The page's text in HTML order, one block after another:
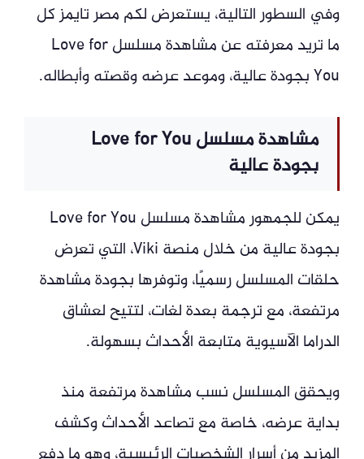
وفي السطور التالية، يستعرض لكم مصر تايمز كل
ما تريد معرفته عن مشاهدة مسلسل Love for
You بجودة عالية، وموعد عرضه وقصته وأبطاله.
مشاهدة مسلسل Love for You
بجودة عالية
يمكن للجمهور مشاهدة مسلسل Love for You
بجودة عالية من خلال منصة Viki، التي تعرض
حلقات المسلسل رسميًا، وتوفرها بجودة مشاهدة
مرتفعة، مع ترجمة بعدة لغات، لتتيح لعشاق
الدراما الآسيوية متابعة الأحداث بسهولة.
ويحقق المسلسل نسب مشاهدة مرتفعة منذ
بداية عرضه، خاصة مع تصاعد الأحداث وكشف